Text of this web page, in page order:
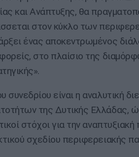
και Ανάπτυξης, θα
στον κύκλο των
ένας αποκεντρωμένος
στο πλαίσιο της
συνεδρίου είναι η αναλυτική
της Δυτικής Ελλάδας,
στόχοι για την
σχεδίου περιφερειακής